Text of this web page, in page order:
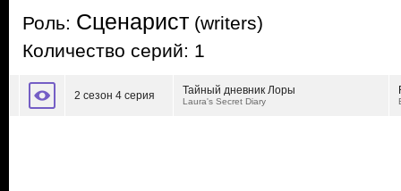
Роль: Сценарист (writers)
Количество серий: 1
2 сезон 4 серия Тайный дневник Лоры
Laura's Secret Diary